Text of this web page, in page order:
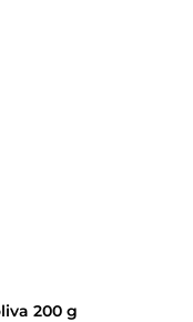
200 g